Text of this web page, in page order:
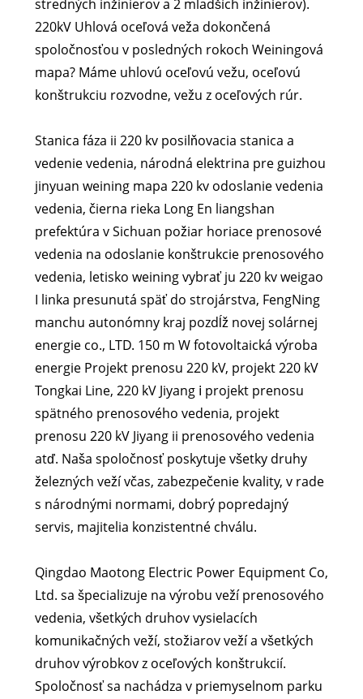
stredných inžinierov a 2 mladších inžinierov).
220kV Uhlová oceľová veža dokončená
spoločnosťou v posledných rokoch Weiningová
mapa? Máme uhlovú oceľovú vežu, oceľovú
konštrukciu rozvodne, vežu z oceľových rúr.
Stanica fáza ii 220 kv posilňovacia stanica a
vedenie vedenia, národná elektrina pre guizhou
jinyuan weining mapa 220 kv odoslanie vedenia
vedenia, čierna rieka Long En liangshan
prefektúra v Sichuan požiar horiace prenosové
vedenia na odoslanie konštrukcie prenosového
vedenia, letisko weining vybrať ju 220 kv weigao
I linka presunutá späť do strojárstva, FengNing
manchu autonómny kraj pozdĺž novej solárnej
energie co., LTD. 150 m W fotovoltaická výroba
energie Projekt prenosu 220 kV, projekt 220 kV
Tongkai Line, 220 kV Jiyang ⅰ projekt prenosu
spätného prenosového vedenia, projekt
prenosu 220 kV Jiyang ii prenosového vedenia
atď. Naša spoločnosť poskytuje všetky druhy
železných veží včas, zabezpečenie kvality, v rade
s národnými normami, dobrý popredajný
servis, majitelia konzistentné chválu.
Qingdao Maotong Electric Power Equipment Co,
Ltd. sa špecializuje na výrobu veží prenosového
vedenia, všetkých druhov vysielacích
komunikačných veží, stožiarov veží a všetkých
druhov výrobkov z oceľových konštrukcií.
Spoločnosť sa nachádza v priemyselnom parku